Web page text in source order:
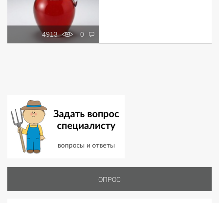
0
4913
ОПРОС